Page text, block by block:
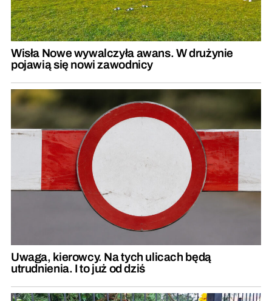
Wisła Nowe wywalczyła awans. W drużynie
pojawią się nowi zawodnicy
Uwaga, kierowcy. Na tych ulicach będą
utrudnienia. I to już od dziś